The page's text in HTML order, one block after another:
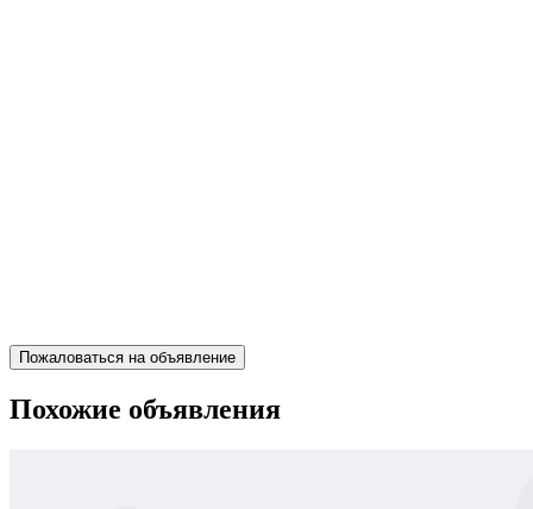
Пожаловаться на объявление
Похожие объявления